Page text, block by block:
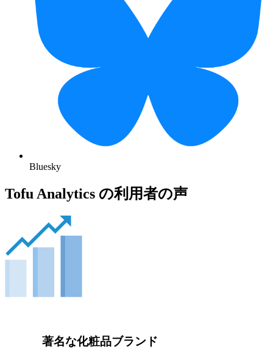
Bluesky
Tofu Analytics の利用者の声
著名な化粧品ブランド